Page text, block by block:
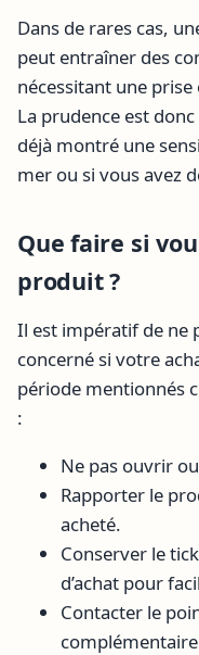
Dans de rares cas,
peut entraîner des
nécessitant une
La prudence est
déjà montré une
mer ou si vous avez
Que faire si
produit ?
Il est impératif de ne
concerné si votre
période mentionnés
:
Ne pas ouvrir
Rapporter le
acheté.
Conserver le
d’achat pour
Contacter le